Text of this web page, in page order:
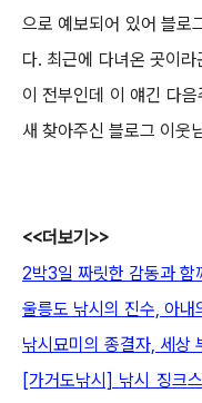
으로 예보되어 있어 블로
다. 최근에 다녀온 곳이
이 전부인데 이 얘긴 다
새 찾아주신 블로그 이웃
<<더보기>>
2박3일 짜릿한 감동과 함
울릉도 낚시의 진수, 아
낚시묘미의 종결자, 세상
[가거도낚시] 낚시 징크